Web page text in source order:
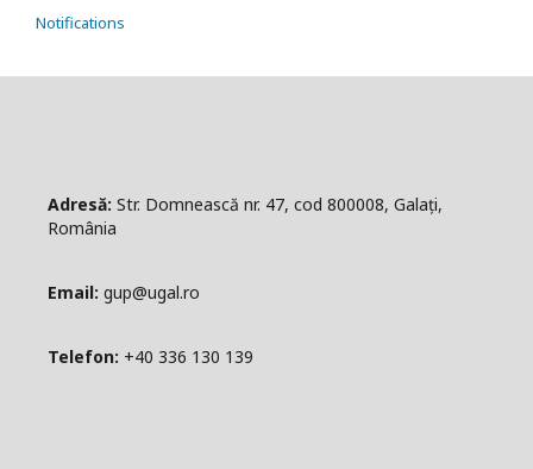
Notifications
Adresă: Str. Domnească nr. 47, cod 800008, Galați,
România
Email: gup@ugal.ro
Telefon: +40 336 130 139